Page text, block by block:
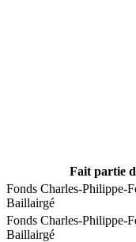
Fait partie
Fonds Charles-Philippe-
Baillairgé
Fonds Charles-Philippe-
Baillairgé